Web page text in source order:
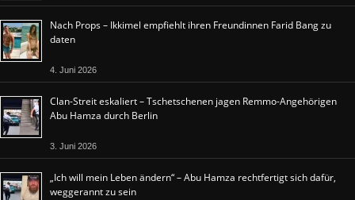
Nach Props – Ikkimel empfiehlt ihren Freundinnen Farid Bang zu
daten
4. Juni 2026
Clan-Streit eskaliert – Tschetschenen jagen Remmo-Angehörigen
Abu Hamza durch Berlin
3. Juni 2026
„Ich will mein Leben ändern“ – Abu Hamza rechtfertigt sich dafür,
weggerannt zu sein